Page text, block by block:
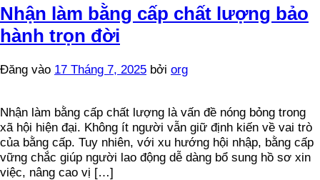
Nhận làm bằng cấp chất lượng bảo
hành trọn đời
Đăng vào 17 Tháng 7, 2025 bởi org
Nhận làm bằng cấp chất lượng là vấn đề nóng bỏng trong
xã hội hiện đại. Không ít người vẫn giữ định kiến về vai trò
của bằng cấp. Tuy nhiên, với xu hướng hội nhập, bằng cấp
vững chắc giúp người lao động dễ dàng bổ sung hồ sơ xin
việc, nâng cao vị […]